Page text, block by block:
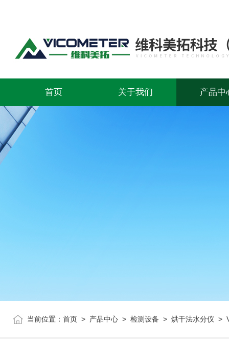
首页 关于我们 产品中
当前位置： 首页 > 产品中心 > 检测设备 > 烘干法水分仪 >